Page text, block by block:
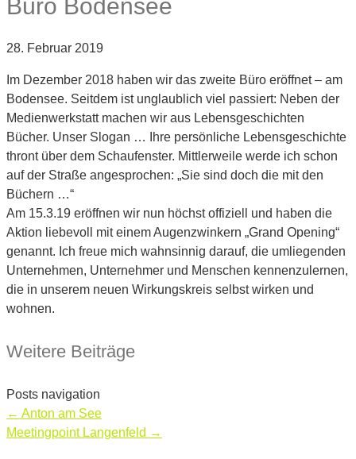
Büro Bodensee
28. Februar 2019
Im Dezember 2018 haben wir das zweite Büro eröffnet – am
Bodensee. Seitdem ist unglaublich viel passiert: Neben der
Medienwerkstatt machen wir aus Lebensgeschichten
Bücher. Unser Slogan … Ihre persönliche Lebensgeschichte
thront über dem Schaufenster. Mittlerweile werde ich schon
auf der Straße angesprochen: „Sie sind doch die mit den
Büchern …“
Am 15.3.19 eröffnen wir nun höchst offiziell und haben die
Aktion liebevoll mit einem Augenzwinkern „Grand Opening“
genannt. Ich freue mich wahnsinnig darauf, die umliegenden
Unternehmen, Unternehmer und Menschen kennenzulernen,
die in unserem neuen Wirkungskreis selbst wirken und
wohnen.
Weitere Beiträge
Posts navigation
← Anton am See
Meetingpoint Langenfeld →